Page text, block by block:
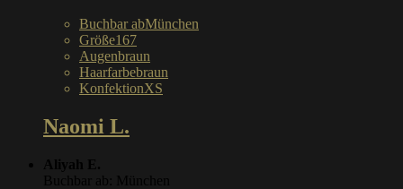
Buchbar abMünchen
Größe167
Augenbraun
Haarfarbebraun
KonfektionXS
Naomi L.
Aliyah E.
Buchbar ab: München